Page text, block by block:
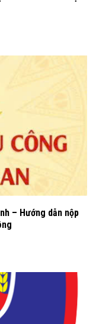
– Hướng dẫn nộp